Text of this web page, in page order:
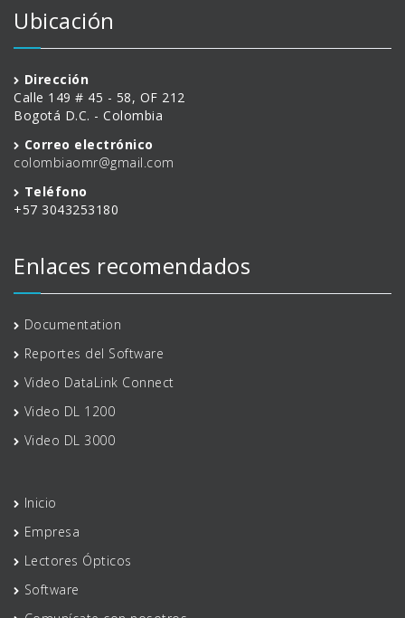
Ubicación
Dirección
Calle 149 # 45 - 58, OF 212
Bogotá D.C. - Colombia
Correo electrónico
colombiaomr@gmail.com
Teléfono
+57 3043253180
Enlaces recomendados
Documentation
Reportes del Software
Video DataLink Connect
Video DL 1200
Video DL 3000
Inicio
Empresa
Lectores Ópticos
Software